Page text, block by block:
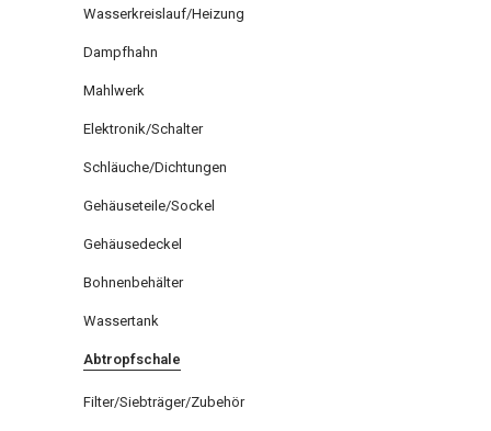
Wasserkreislauf/Heizung
Dampfhahn
Mahlwerk
Elektronik/Schalter
Schläuche/Dichtungen
Gehäuseteile/Sockel
Gehäusedeckel
Bohnenbehälter
Wassertank
Abtropfschale
Filter/Siebträger/Zubehör